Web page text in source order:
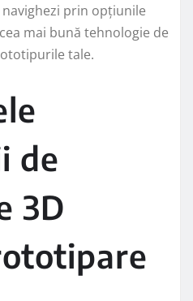
prin opțiunile
mai bună tehnologie de
tale.
de
3D